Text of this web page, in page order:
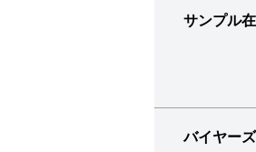
サンプル
バイヤー